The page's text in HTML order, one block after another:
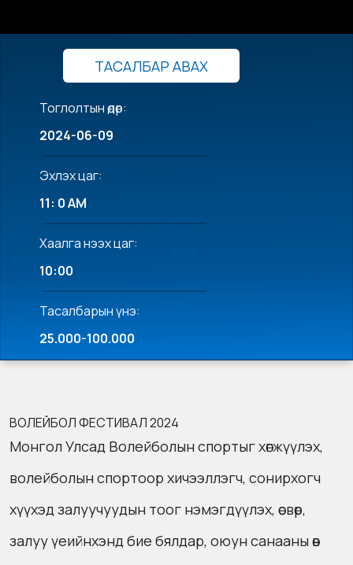
ТАСАЛБАР АВАХ
Тоглолтын өдөр:
2024-06-09
Эхлэх цаг:
11: 0 AM
Хаалга нээх цаг:
10:00
Тасалбарын үнэ:
25.000-100.000
ВОЛЕЙБОЛ ФЕСТИВАЛ 2024
Монгол Улсад Волейболын спортыг хөгжүүлэх,
волейболын спортоор хичээллэгч, сонирхогч
хүүхэд залуучуудын тоог нэмэгдүүлэх, өсвөр,
залуу үеийнхэнд бие бялдар, оюун санааны өв